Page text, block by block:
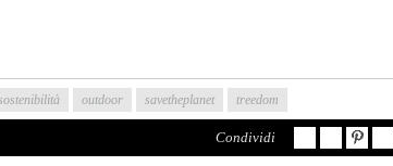
outdoor savetheplanet treedom
Condividi